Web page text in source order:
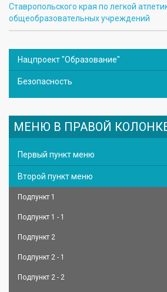
Ставропольского края по легкой
общеобразовательных учреждений
Нацпроект "Образование"
Безопасность
МЕНЮ В ПРАВОЙ
Первый пункт меню
Второй пункт меню
Подпункт 1
Подпункт 1 - 1
Подпункт 2
Подпункт 2 - 1
Подпункт 2 - 2